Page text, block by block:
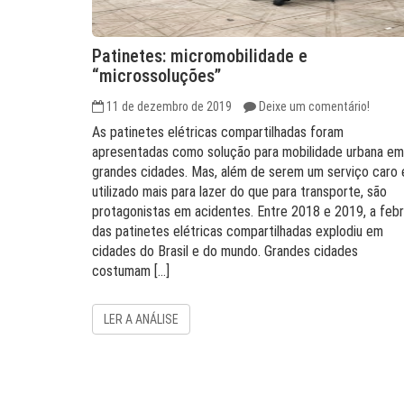
Patinetes: micromobilidade e
“microssoluções”
11 de dezembro de 2019 Deixe um comentário!
As patinetes elétricas compartilhadas foram
apresentadas como solução para mobilidade urbana em
grandes cidades. Mas, além de serem um serviço caro
utilizado mais para lazer do que para transporte, são
protagonistas em acidentes. Entre 2018 e 2019, a
das patinetes elétricas compartilhadas explodiu em
cidades do Brasil e do mundo. Grandes cidades
costumam […]
LER A ANÁLISE